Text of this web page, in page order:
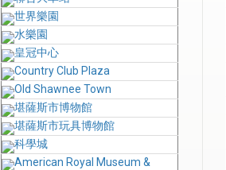
世界樂園
水樂園
皇冠中心
Country Club Plaza
Old Shawnee Town
堪薩斯市博物館
堪薩斯市玩具博物館
科學城
American Royal Museum &